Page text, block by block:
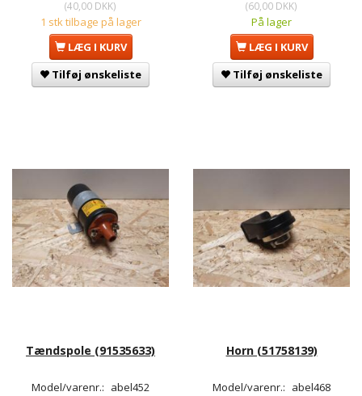
(40,00 DKK)
1 stk tilbage på lager
LÆG I KURV
Tilføj ønskeliste
(60,00 DKK)
På lager
LÆG I KURV
Tilføj ønskeliste
Tændspole (91535633)
Model/varenr.: abel452
Horn (51758139)
Model/varenr.: abel468